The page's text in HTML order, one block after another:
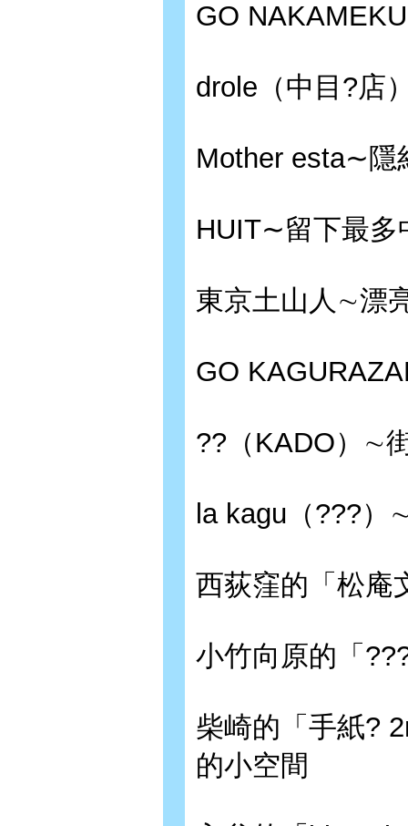
GO
drole（中目?店
Mother esta∼隱
HUIT∼留下最多
東京土山人∼漂
GO
??（KADO）∼
la kagu（???）
西荻窪的「松庵
小竹向原的「
柴崎的「手紙?
的小空間